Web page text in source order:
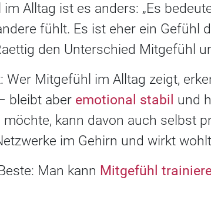
Alltag ist es anders: „Es
fühlt. Es ist eher ein Gefühl
den Unterschied Mitgefühl
Wer Mitgefühl im Alltag zeigt,
bleibt aber emotional stabil und
möchte, kann davon auch selbst
im Gehirn und wirkt
Man kann Mitgefühl